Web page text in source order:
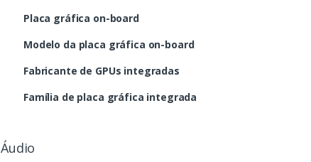
Placa gráfica on-board
Modelo da placa gráfica on-board
Fabricante de GPUs integradas
Família de placa gráfica integrada
Áudio